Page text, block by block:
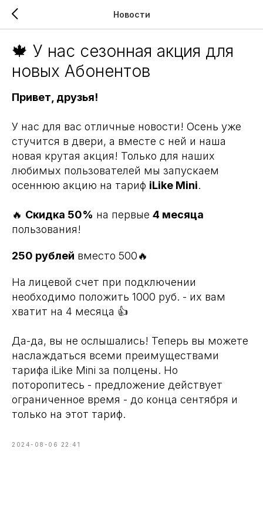
Новости
🍁 У нас сезонная акция для
новых Абонентов
Привет, друзья!
У нас для вас отличные новости! Осень уже
стучится в двери, а вместе с ней и наша
новая крутая акция! Только для наших
любимых пользователей мы запускаем
осеннюю акцию на тариф iLike Mini.
🔥 Скидка 50% на первые 4 месяца
пользования!
250 рублей вместо 500🔥
На лицевой счет при подключении
необходимо положить 1000 руб. - их вам
хватит на 4 месяца 👍
Да-да, вы не ослышались! Теперь вы можете
наслаждаться всеми преимуществами
тарифа iLike Mini за полцены. Но
поторопитесь - предложение действует
ограниченное время - до конца сентября и
только на этот тариф.
2024-08-06 22:41